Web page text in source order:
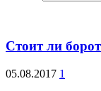
Стоит ли
05.08.2017 1